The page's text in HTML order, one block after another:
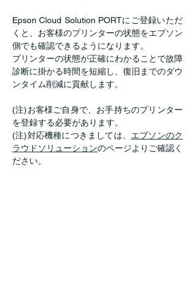
Epson Cloud Solution PORTにご登録いただ
くと、お客様のプリンターの状態をエプソン
側でも確認できるようになります。
プリンターの状態が正確にわかることで故障
診断に掛かる時間を短縮し、復旧までのダウ
ンタイム削減に貢献します。
(注)お客様ご自身で、お手持ちのプリンター
を登録する必要があります。
(注)対応機種につきましては、 エプソンのク
ラウドソリューションのページよりご確認く
ださい。